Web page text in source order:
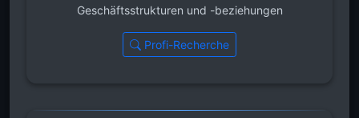
Geschäftsstrukturen und -beziehungen
Profi-Recherche